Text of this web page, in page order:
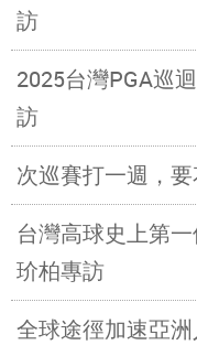
訪
2025台灣PGA巡
訪
次巡賽打一週，
台灣高球史上第
玠柏專訪
全球途徑加速亞